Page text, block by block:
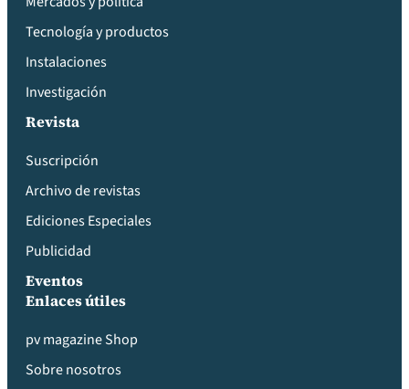
Tecnología y productos
Instalaciones
Investigación
Revista
Suscripción
Archivo de revistas
Ediciones Especiales
Publicidad
Eventos
Enlaces útiles
pv magazine Shop
Sobre nosotros